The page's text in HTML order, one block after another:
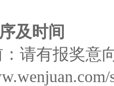
及时间
：请有报奖意